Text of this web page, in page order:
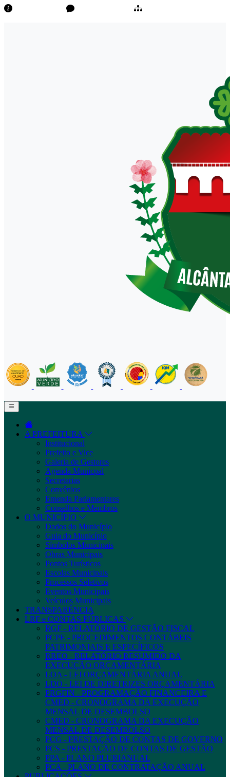
A PREFEITURA
Institucional
Prefeito e Vice
Galeria de Gestores
Agenda Municpal
Secretarias
Convênios
Emenda Parlamentares
Conselhos e Membros
O MUNICÍPIO
Dados do Município
Guia do Município
Símbolos Municipais
Obras Municipais
Pontos Turísticos
Escolas Municipais
Processos Seletivos
Eventos Municipais
Veículos Municipais
TRANSPARÊNCIA
LRF e CONTAS PÚBLICAS
RGF - RELATÓRIO DE GESTÃO FISCAL
PCPE - PROCEDIMENTOS CONTÁBEIS
PATRIMONIAIS E ESPECÍFICOS
RREO - RELATÓRIO RESUMIDO DA
EXECUÇÃO ORÇAMENTÁRIA
LOA - LEI ORÇAMENTÁRIA ANUAL
LDO - LEI DE DIRETRIZES ORÇAMENTÁRIA
PRGFIN - PROGRAMAÇÃO FINANCEIRA E
CMED - CRONOGRAMA DA EXECUÇÃO
MENSAL DE DESEMBOLSO
CMED - CRONOGRAMA DA EXECUÇÃO
MENSAL DE DESEMBOLSO
PCG - PRESTAÇÃO DE CONTAS DE GOVERNO
PCS - PRESTAÇÃO DE CONTAS DE GESTÃO
PPA - PLANO PLURIANUAL
PCA - PLANO DE CONTRATAÇÃO ANUAL